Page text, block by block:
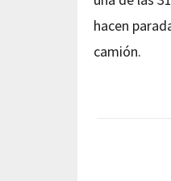
hacen
camión.